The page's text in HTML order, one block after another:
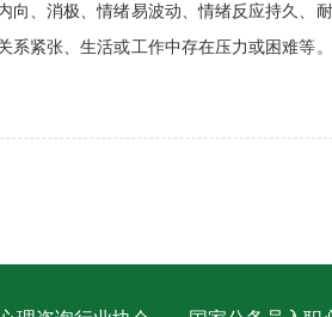
向、消极、情绪易波动、情绪反应持久、
系紧张、生活或工作中存在压力或困难等